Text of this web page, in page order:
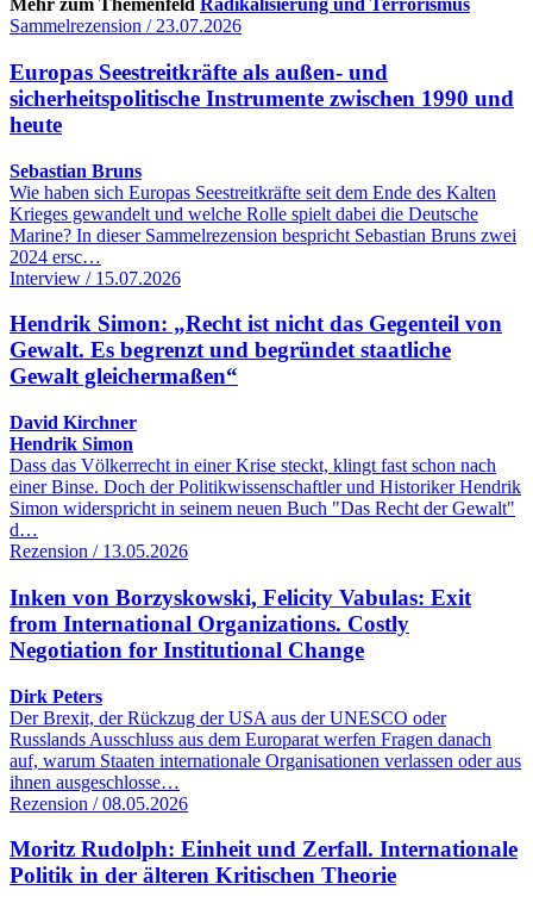
Mehr zum Themenfeld Radikalisierung und Terrorismus
Sammelrezension / 23.07.2026
Europas Seestreitkräfte als außen- und
sicherheitspolitische Instrumente zwischen 1990 und
heute
Sebastian Bruns
Wie haben sich Europas Seestreitkräfte seit dem Ende des Kalten
Krieges gewandelt und welche Rolle spielt dabei die Deutsche
Marine? In dieser Sammelrezension bespricht Sebastian Bruns zwei
2024 ersc…
Interview / 15.07.2026
Hendrik Simon: „Recht ist nicht das Gegenteil von
Gewalt. Es begrenzt und begründet staatliche
Gewalt gleichermaßen“
David Kirchner
Hendrik Simon
Dass das Völkerrecht in einer Krise steckt, klingt fast schon nach
einer Binse. Doch der Politikwissenschaftler und Historiker Hendrik
Simon widerspricht in seinem neuen Buch "Das Recht der Gewalt"
d…
Rezension / 13.05.2026
Inken von Borzyskowski, Felicity Vabulas: Exit
from International Organizations. Costly
Negotiation for Institutional Change
Dirk Peters
Der Brexit, der Rückzug der USA aus der UNESCO oder
Russlands Ausschluss aus dem Europarat werfen Fragen danach
auf, warum Staaten internationale Organisationen verlassen oder aus
ihnen ausgeschlosse…
Rezension / 08.05.2026
Moritz Rudolph: Einheit und Zerfall. Internationale
Politik in der älteren Kritischen Theorie